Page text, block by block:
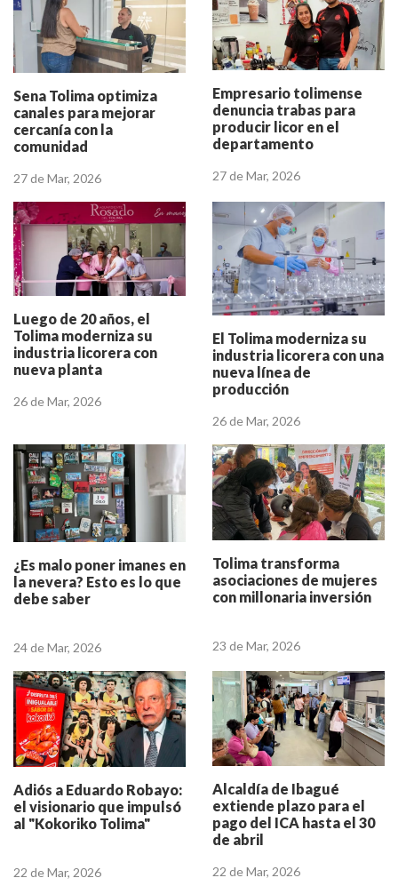
Sena Tolima optimiza
canales para mejorar
cercanía con la
comunidad
27 de Mar, 2026
Empresario tolimense
denuncia trabas para
producir licor en el
departamento
27 de Mar, 2026
Luego de 20 años, el
Tolima moderniza su
industria licorera con
nueva planta
26 de Mar, 2026
El Tolima moderniza su
industria licorera con una
nueva línea de
producción
26 de Mar, 2026
¿Es malo poner imanes en
la nevera? Esto es lo que
debe saber
24 de Mar, 2026
Tolima transforma
asociaciones de mujeres
con millonaria inversión
23 de Mar, 2026
Adiós a Eduardo Robayo:
el visionario que impulsó
al "Kokoriko Tolima"
22 de Mar, 2026
Alcaldía de Ibagué
extiende plazo para el
pago del ICA hasta el 30
de abril
22 de Mar, 2026